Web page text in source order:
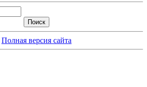
Полная версия сайта